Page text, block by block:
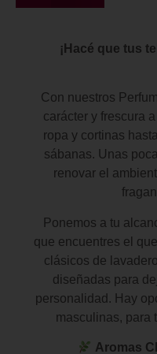
¡Hacé que tus
Con nuestros
carácter y frescura
ropa y cortinas
sábanas. Unas
renovar el
Ponemos a tu
que encuentres el
clásicos de
diseñadas para
personalidad. Hay
masculinas, para
Aromas